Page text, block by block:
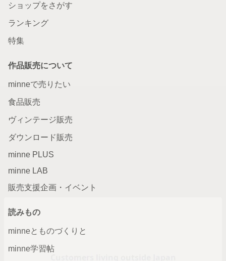
ショップをさがす
ランキング
特集
作品販売について
minneで売りたい
食品販売
ヴィンテージ販売
ダウンロード販売
minne PLUS
minne LAB
販売支援企画・イベント
読みもの
minneとものづくりと
minne学習帖